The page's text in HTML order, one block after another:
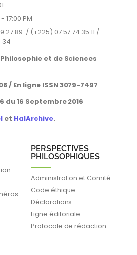
17:00 PM
27 89 / (+225) 07 57 74 35 11 /
34
et de Sciences
/ En ligne ISSN 3079-7497
du 16 Septembre 2016
et HalArchive.
PERSPECTIVES
PHILOSOPHIQUES
Administration et Comité
Code éthique
Déclarations
Ligne éditoriale
Protocole de rédaction